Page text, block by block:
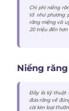
Chi phí niềng
tố như phương
răng miệng và
20 triệu đến
Niềng
Đây là kỹ thuật
đưa răng về
cài kim loại